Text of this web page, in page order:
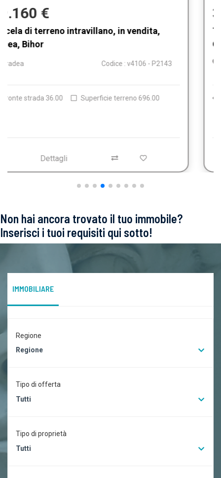
327.795 €
Terreno industriale in vendita, Calea Borsului,
Oradea
Codice : V4085 - P2139
Fronte strada 101.00 Superficie terreno 5043.00
Dettagli
Non hai ancora trovato il tuo immobile?
Inserisci i tuoi requisiti qui sotto!
IMMOBILIARE
Regione
Regione
Tipo di offerta
Tutti
Tipo di proprietà
Tutti